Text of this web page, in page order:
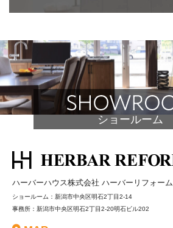
ショールーム
ハーバーハウス株式会社 ハーバーリフォーム
ショールーム：新潟市中央区明石2丁目2-14
事務所：新潟市中央区明石2丁目2-20明石ビル202